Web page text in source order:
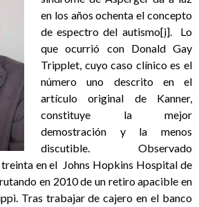
en los años ochenta el concepto
de espectro del autismo[i]. Lo
que ocurrió con Donald Gay
Tripplet, cuyo caso clínico es el
número uno descrito en el
artículo original de Kanner,
constituye la mejor
demostración y la menos
discutible. Observado
en el Johns Hopkins Hospital de
en 2010 de un retiro apacible en
Tras trabajar de cajero en el banco